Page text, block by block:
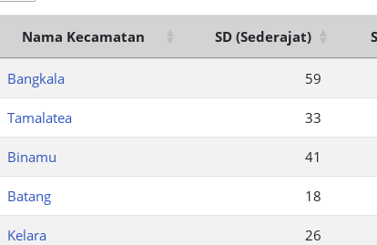
Nama Kecamatan SD (Sederajat)
Bangkala 59
Tamalatea 33
Binamu 41
Batang 18
Kelara 26